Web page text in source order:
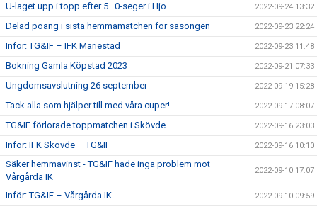
U-laget upp i topp efter 5–0-seger i Hjo 2022-09-24 13:32
Delad poäng i sista hemmamatchen för säsongen 2022-09-23 22:24
Inför: TG&IF – IFK Mariestad 2022-09-23 11:48
Bokning Gamla Köpstad 2023 2022-09-21 07:33
Ungdomsavslutning 26 september 2022-09-19 15:28
Tack alla som hjälper till med våra cuper! 2022-09-17 08:07
TG&IF förlorade toppmatchen i Skövde 2022-09-16 23:03
Inför: IFK Skövde – TG&IF 2022-09-16 10:10
Säker hemmavinst - TG&IF hade inga problem mot
Vårgårda IK
2022-09-10 17:07
Inför: TG&IF – Vårgårda IK 2022-09-10 09:59